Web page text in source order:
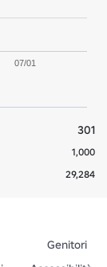
07/01
301
1,000
29,284
Genitori